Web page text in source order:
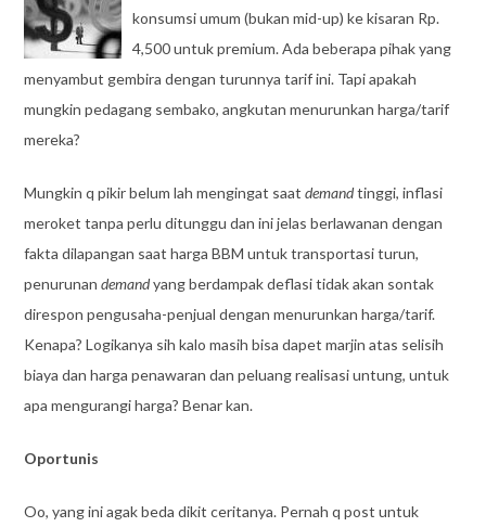
konsumsi umum (bukan mid-up) ke kisaran Rp.
4,500 untuk premium. Ada beberapa pihak yang
menyambut gembira dengan turunnya tarif ini. Tapi apakah
mungkin pedagang sembako, angkutan menurunkan harga/tarif
mereka?
Mungkin q pikir belum lah mengingat saat demandtinggi, inflasi
meroket tanpa perlu ditunggu dan ini jelas berlawanan dengan
fakta dilapangan saat harga BBM untuk transportasi turun,
penurunan demandyang berdampak deflasi tidak akan sontak
direspon pengusaha-penjual dengan menurunkan harga/tarif.
Kenapa? Logikanya sih kalo masih bisa dapet marjin atas selisih
biaya dan harga penawaran dan peluang realisasi untung, untuk
apa mengurangi harga? Benar kan.
Oportunis
Oo, yang ini agak beda dikit ceritanya. Pernah q post untuk